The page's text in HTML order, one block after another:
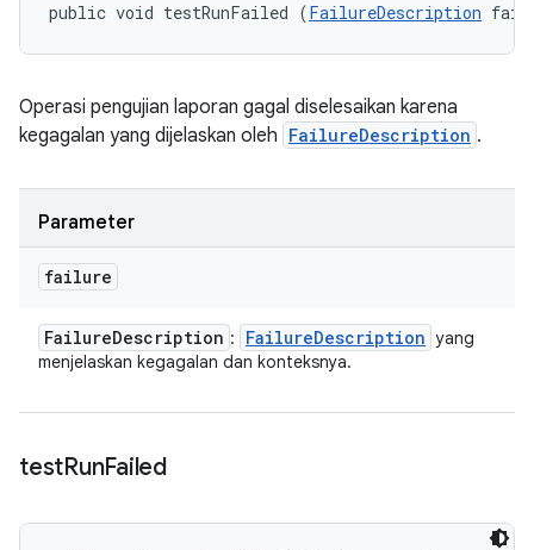
public void testRunFailed (FailureDescription
Operasi pengujian laporan gagal diselesaikan karena
kegagalan yang dijelaskan oleh FailureDescription .
Parameter
failure
FailureDescription : FailureDescription yang
menjelaskan kegagalan dan konteksnya.
testRunFailed